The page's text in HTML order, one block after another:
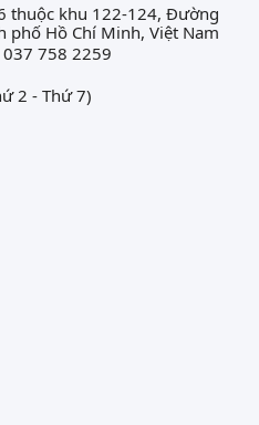
thuộc khu 122-124, Đường
phố Hồ Chí Minh, Việt Nam
758 2259
2 - Thứ 7)